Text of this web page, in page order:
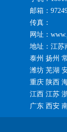
邮箱：
传真：
网址：
地址：江苏
泰州 扬州
潍坊 芜湖
重庆 陕西
江西 江苏
广东 西安